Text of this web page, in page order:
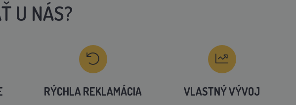
U NÁS?
RÝCHLA REKLAMÁCIA VLASTNÝ VÝVOJ